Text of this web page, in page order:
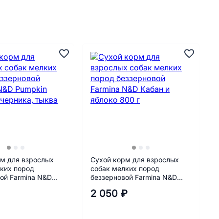
для взрослых
пород
Farmina N&D
Сухой корм для взрослых
собак мелких пород
беззерновой Farmina N&D
2 050 ₽